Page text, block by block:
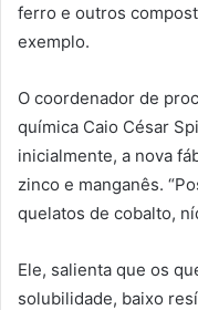
ferro e outros
exemplo.
O coordenador de
química Caio César
inicialmente, a nova
zinco e manganês.
quelatos de cobalto,
Ele, salienta que os
solubilidade, baixo